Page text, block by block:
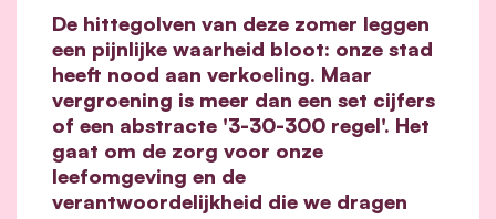
De hittegolven van deze zomer leggen
een pijnlijke waarheid bloot: onze stad
heeft nood aan verkoeling. Maar
vergroening is meer dan een set cijfers
of een abstracte '3-30-300 regel'. Het
gaat om de zorg voor onze
leefomgeving en de
verantwoordelijkheid die we dragen